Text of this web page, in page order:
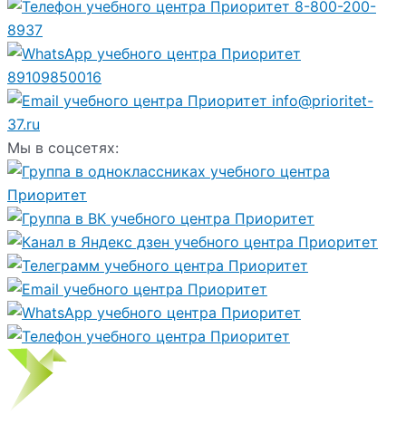
8-800-200-
8937
89109850016
info@prioritet-
37.ru
Мы в соцсетях: